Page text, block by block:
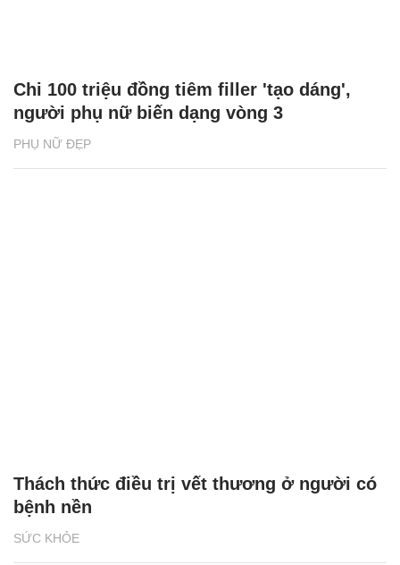
PHỤ NỮ ĐẸP
Chi 100 triệu đồng tiêm filler 'tạo dáng',
người phụ nữ biến dạng vòng 3
SỨC KHỎE
Thách thức điều trị vết thương ở người có
bệnh nền